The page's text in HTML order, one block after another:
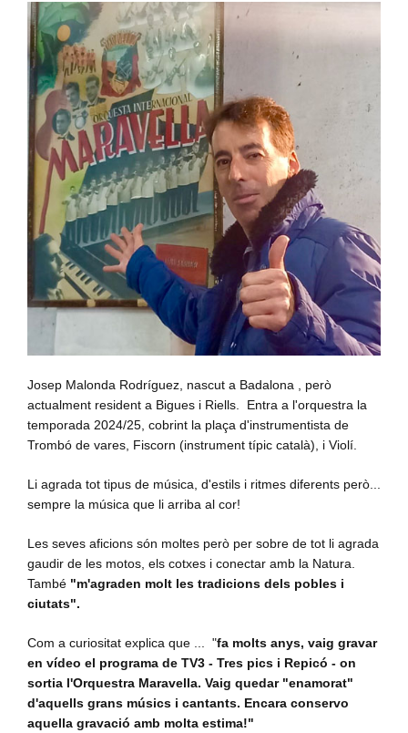
Josep Malonda Rodríguez, nascut a Badalona , però
actualment resident a Bigues i Riells. Entra a l'orquestra la
temporada 2024/25, cobrint la plaça d'instrumentista de
Trombó de vares, Fiscorn (instrument típic català), i Violí.
Li agrada tot tipus de música, d'estils i ritmes diferents però...
sempre la música que li arriba al cor!
Les seves aficions són moltes però per sobre de tot li agrada
gaudir de les motos, els cotxes i conectar amb la Natura.
També "m'agraden molt les tradicions dels pobles i
ciutats".
Com a curiositat explica que ... "fa molts anys, vaig gravar
en vídeo el programa de TV3 - Tres pics i Repicó - on
sortia l'Orquestra Maravella. Vaig quedar "enamorat"
d'aquells grans músics i cantants. Encara conservo
aquella gravació amb molta estima!"